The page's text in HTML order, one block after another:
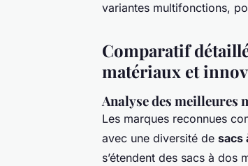
variantes multifonctions,
Comparatif
matériaux et
Analyse des meilleures
Les marques reconnues
avec une diversité de sacs
s’étendent des sacs à